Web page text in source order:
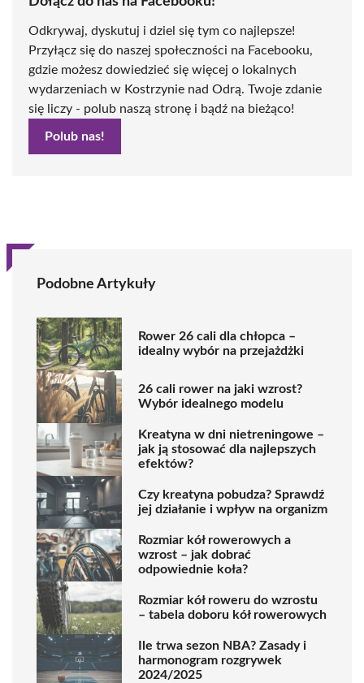
Odkrywaj, dyskutuj i dziel się tym co najlepsze!
Przyłącz się do naszej społeczności na Facebooku,
gdzie możesz dowiedzieć się więcej o lokalnych
wydarzeniach w Kostrzynie nad Odrą. Twoje zdanie
się liczy - polub naszą stronę i bądź na bieżąco!
Polub nas!
Podobne Artykuły
Rower 26 cali dla chłopca –
idealny wybór na przejażdżki
26 cali rower na jaki wzrost?
Wybór idealnego modelu
Kreatyna w dni nietreningowe –
jak ją stosować dla najlepszych
efektów?
Czy kreatyna pobudza? Sprawdź
jej działanie i wpływ na organizm
Rozmiar kół rowerowych a
wzrost – jak dobrać
odpowiednie koła?
Rozmiar kół roweru do wzrostu
– tabela doboru kół rowerowych
Ile trwa sezon NBA? Zasady i
harmonogram rozgrywek
2024/2025